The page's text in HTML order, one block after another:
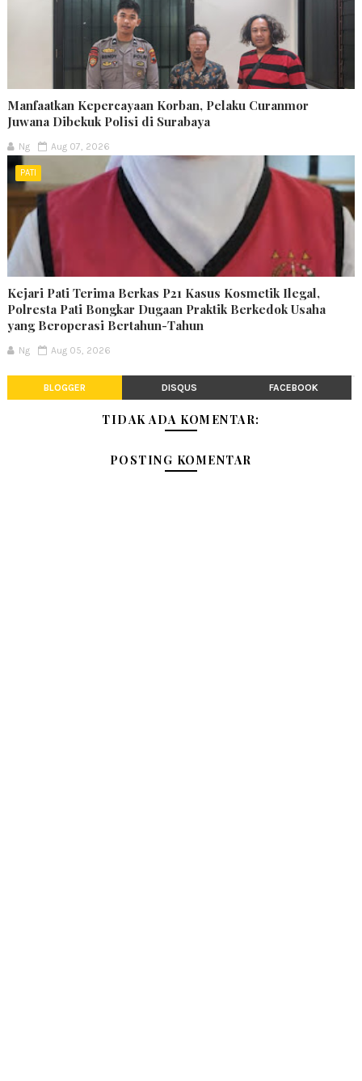
Manfaatkan Kepercayaan Korban, Pelaku Curanmor
Juwana Dibekuk Polisi di Surabaya
Ng Aug 07, 2026
PATI
Kejari Pati Terima Berkas P21 Kasus Kosmetik Ilegal,
Polresta Pati Bongkar Dugaan Praktik Berkedok Usaha
yang Beroperasi Bertahun-Tahun
Ng Aug 05, 2026
BLOGGER DISQUS FACEBOOK
TIDAK ADA KOMENTAR:
POSTING KOMENTAR